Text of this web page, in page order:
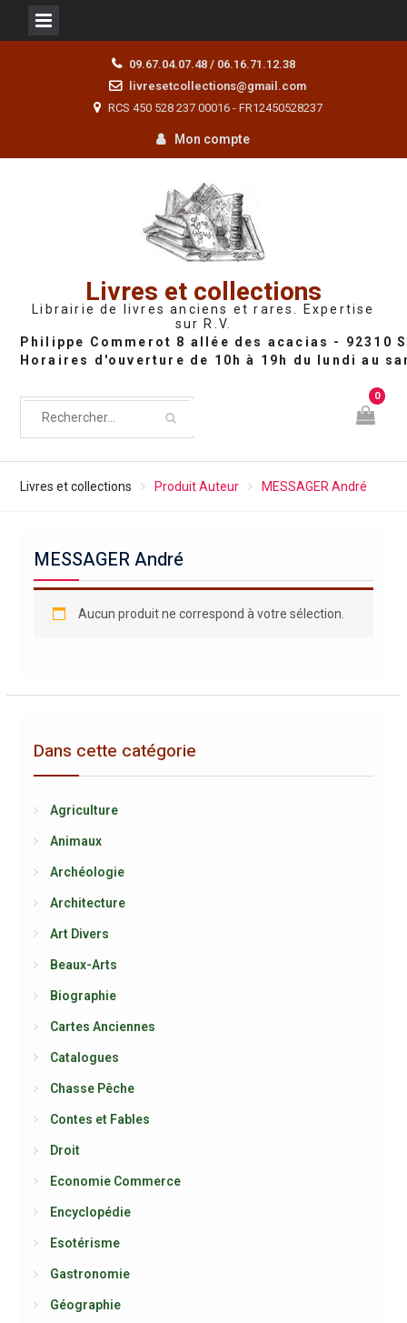
09.67.04.07.48 / 06.16.71.12.38
livresetcollections@gmail.com
RCS 450 528 237 00016 - FR12450528237
Mon compte
Livres et collections
Librairie de livres anciens et rares. Expertise
sur R.V.
0
Livres et collections Produit Auteur MESSAGER André
MESSAGER André
Aucun produit ne correspond à votre sélection.
Dans cette catégorie
Agriculture
Animaux
Archéologie
Architecture
Art Divers
Beaux-Arts
Biographie
Cartes Anciennes
Catalogues
Chasse Pêche
Contes et Fables
Droit
Economie Commerce
Encyclopédie
Esotérisme
Gastronomie
Géographie